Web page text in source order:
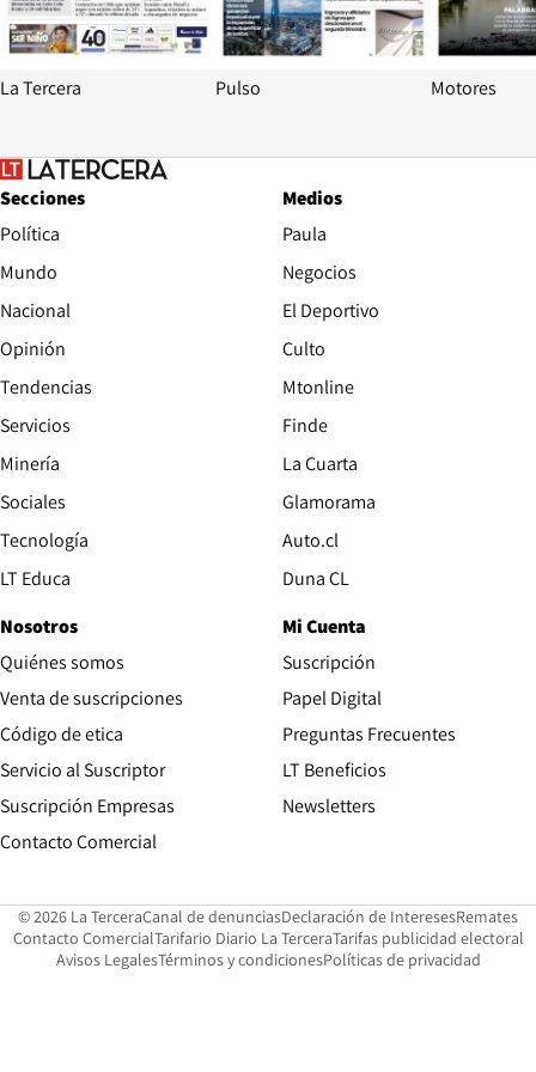
La Tercera Pulso Motores
Secciones
Política
Mundo
Nacional
Opinión
Tendencias
Servicios
Minería
Sociales
Tecnología
LT Educa
Medios
Paula
Negocios
El Deportivo
Culto
Mtonline
Finde
La Cuarta
Glamorama
Auto.clOpens in new window
Duna CLOpens in new window
Nosotros
Quiénes somos
Venta de suscripciones
Código de etica Opens in new window
Servicio al Suscriptor
Suscripción Empresas
Contacto ComercialOpens in new window
Mi Cuenta
Suscripción
Papel DigitalOpens in new
Preguntas Frecuentes
LT Beneficios
Newsletters
© 2026 La TerceraCanal de denunciasOpens in new window
Declaración de InteresesOpens in
Remates
Contacto ComercialOpens in new window
Tarifario Diario La TerceraOpens in new window
Tarifas publicidad electoral
Avisos LegalesOpens in new window
Términos y condicionesPolíticas de privacidad